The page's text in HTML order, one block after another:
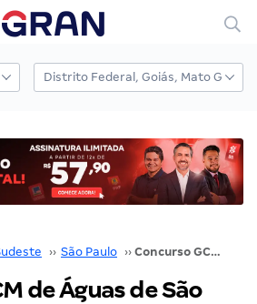
›› São Paulo ›› Concurso GCM de Águas de São Pedro SP: inscrição aberta!
de Águas de São